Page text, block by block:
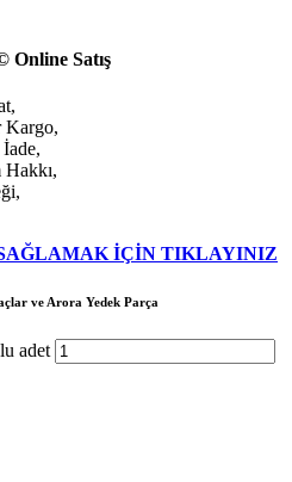
Online Satış
Kargo,
İÇİN TIKLAYINIZ
ve Arora Yedek Parça
adet